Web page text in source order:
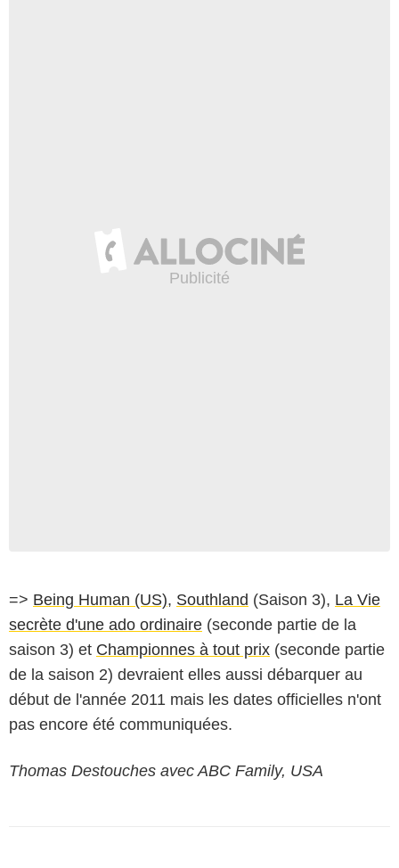
=> Being Human (US), Southland (Saison 3), La Vie
secrète d'une ado ordinaire (seconde partie de la
saison 3) et Championnes à tout prix (seconde partie
de la saison 2) devraient elles aussi débarquer au
début de l'année 2011 mais les dates officielles n'ont
pas encore été communiquées.
Thomas Destouches avec ABC Family, USA